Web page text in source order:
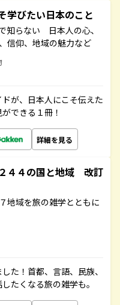
びたい日本のこと
知らない 日本人の心、
信仰、地域の魅力など
が、日本人にこそ伝えた
できる１冊！
詳細を見る
４４の国と地域 改訂
地域を旅の雑学とともに
た！首都、言語、民族、
たくなる旅の雑学も。